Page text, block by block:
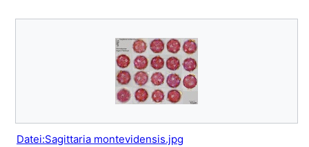
Datei:Sagittaria montevidensis.jpg